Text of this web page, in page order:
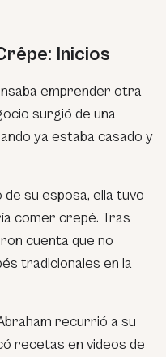
Inicios
emprender otra
surgió de una
ya estaba casado y
su esposa, ella tuvo
comer crepé. Tras
cuenta que no
tradicionales en la
recurrió a su
recetas en videos de